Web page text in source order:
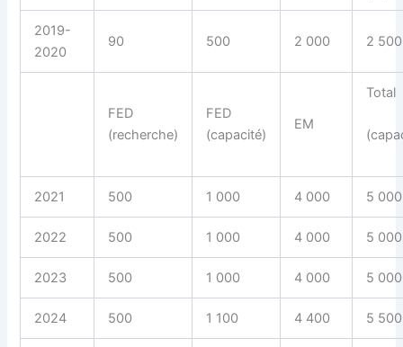
2019-
2020
90 500 2 000 2 500
FED
(recherche)
FED
(capacité)
EM
Total
2021 500 1 000 4 000 5 000
2022 500 1 000 4 000 5 000
2023 500 1 000 4 000 5 000
2024 500 1 100 4 400 5 500